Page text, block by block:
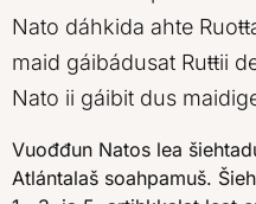
Nato dáhkida ahte
maid gáibádusat Ruŧŧii
Nato ii gáibit dus
Vuođđun Natos lea
Atlántalaš soahpamuš.